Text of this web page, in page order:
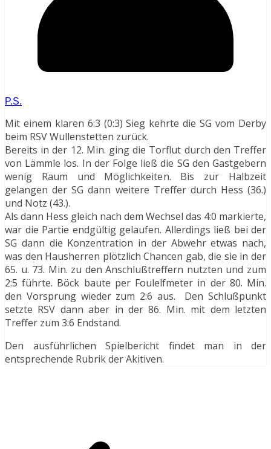
P.S.
Mit einem klaren 6:3 (0:3) Sieg kehrte die SG vom Derby
beim RSV Wullenstetten zurück.
Bereits in der 12. Min. ging die Torflut durch den Treffer
von Lämmle los. In der Folge ließ die SG den Gastgebern
wenig Raum und Möglichkeiten. Bis zur Halbzeit
gelangen der SG dann weitere Treffer durch Hess (36.)
und Notz (43.).
Als dann Hess gleich nach dem Wechsel das 4:0 markierte,
war die Partie endgültig gelaufen. Allerdings ließ bei der
SG dann die Konzentration in der Abwehr etwas nach,
was den Hausherren plötzlich Chancen gab, die sie in der
65. u. 73. Min. zu den Anschlußtreffern nutzten und zum
2:5 führte. Böck baute per Foulelfmeter in der 80. Min.
den Vorsprung wieder zum 2:6 aus. Den Schlußpunkt
setzte RSV dann aber in der 86. Min. mit dem letzten
Treffer zum 3:6 Endstand.
Den ausführlichen Spielbericht findet man in der
entsprechende Rubrik der Akitiven.